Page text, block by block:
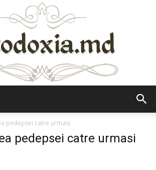
pedepsei catre urmasi
pedepsei catre urmasi